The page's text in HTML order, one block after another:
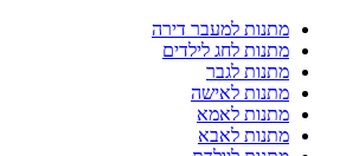
מתנות למעבר דירה
מתנות לחג לילדים
מתנות לגבר
מתנות לאישה
מתנות לאמא
מתנות לאבא